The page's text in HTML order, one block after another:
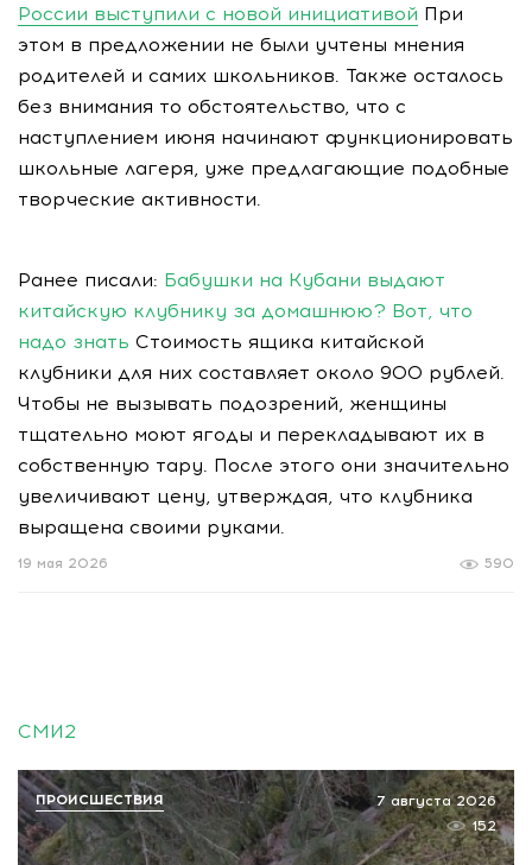
России выступили с новой инициативой При
этом в предложении не были учтены мнения
родителей и самих школьников. Также осталось
без внимания то обстоятельство, что с
наступлением июня начинают функционировать
школьные лагеря, уже предлагающие подобные
творческие активности.
Ранее писали: Бабушки на Кубани выдают
китайскую клубнику за домашнюю? Вот, что
надо знать Стоимость ящика китайской
клубники для них составляет около 900 рублей.
Чтобы не вызывать подозрений, женщины
тщательно моют ягоды и перекладывают их в
собственную тару. После этого они значительно
увеличивают цену, утверждая, что клубника
выращена своими руками.
590
19 мая 2026
СМИ2
7 августа 2026
152
ПРОИСШЕСТВИЯ